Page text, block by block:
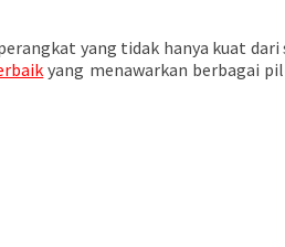
yang tidak hanya kuat
yang menawarkan berbagai